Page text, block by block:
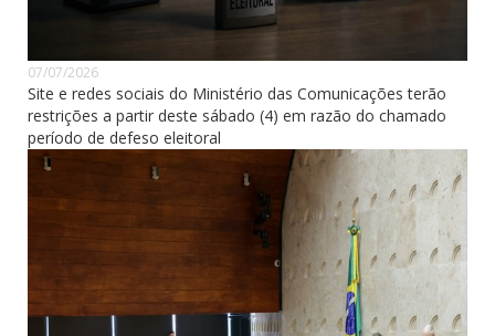
07/07/2026
Site e redes sociais do Ministério das Comunicações terão
restrições a partir deste sábado (4) em razão do chamado
período de defeso eleitoral